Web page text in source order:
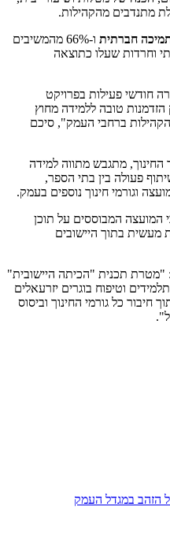
מתנדבים מהקהילות.
חברתית
ו-66% מהמשיבים
וחרדות שעלו כתוצאה
חודשי פעילות בפרויקט
הזדמנות טובה ללמידה מחוץ
ברחבי העמק", סיכם
מתגבש מתווה למידה
פעולה בין בתי הספר,
וגורמי חינוך נוספים בעמק.
המועצה המבוססים על תוכן
מעשית בתוך היישובים
"מטרת תכנית "הכיתה היישובית"
וטיפוח בוגרים יזרעאלים
כל גורמי החינוך וביסוס
הזהב במגדל העמק